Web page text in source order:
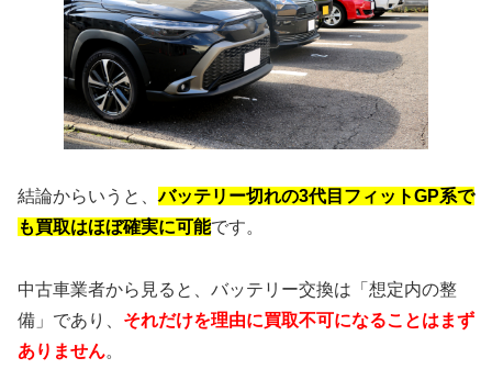
結論からいうと、バッテリー切れの3代目フィットGP系で
も買取はほぼ確実に可能です。
中古車業者から見ると、バッテリー交換は「想定内の整
備」であり、 それだけを理由に買取不可になることはまず
ありません。